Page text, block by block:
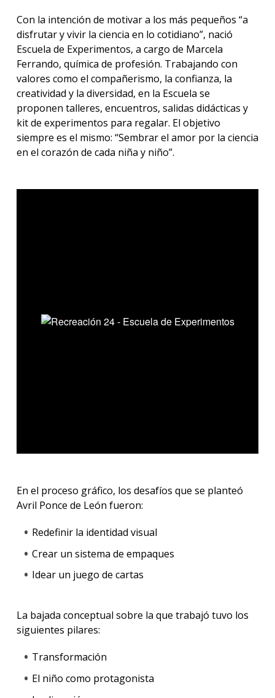
de
Con la intención de motivar a los más pequeños “a
disfrutar y vivir la ciencia en lo cotidiano”, nació
Escuela de Experimentos, a cargo de Marcela
Ferrando, química de profesión. Trabajando con
valores como el compañerismo, la confianza, la
creatividad y la diversidad, en la Escuela se
proponen talleres, encuentros, salidas didácticas y
kit de experimentos para regalar. El objetivo
siempre es el mismo: “Sembrar el amor por la ciencia
en el corazón de cada niña y niño”.
En el proceso gráfico, los desafíos que se planteó
Avril Ponce de León fueron:
Redefinir la identidad visual
Crear un sistema de empaques
Idear un juego de cartas
La bajada conceptual sobre la que trabajó tuvo los
siguientes pilares:
Transformación
El niño como protagonista